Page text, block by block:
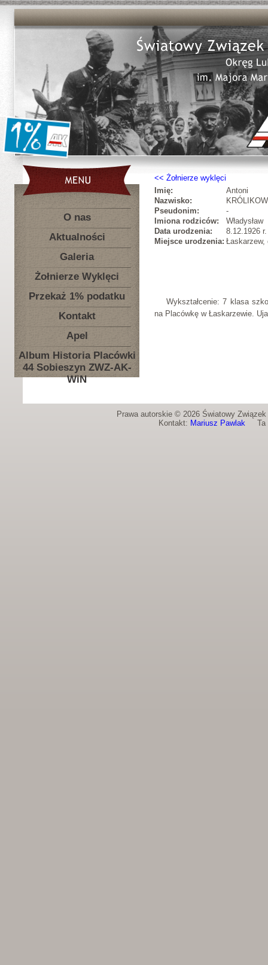
O nas
Aktualności
Galeria
Żołnierze Wyklęci
Przekaż 1% podatku
Kontakt
Apel
Album Historia Placówki
44 Sobieszyn ZWZ-AK-
WiN
Żołnierze wyklęci
Imię:
Antoni
Nazwisko:
Pseudonim:
-
Imiona rodziców:
Władysław
Data urodzenia:
8.12.1926 r.
Miejsce urodzenia: Łaskarzew,
Wykształcenie: 7 klasa
na Placówkę w Łaskarzewie.
Prawa autorskie © 2026 Światowy
Kontakt: Mariusz PawlakTa